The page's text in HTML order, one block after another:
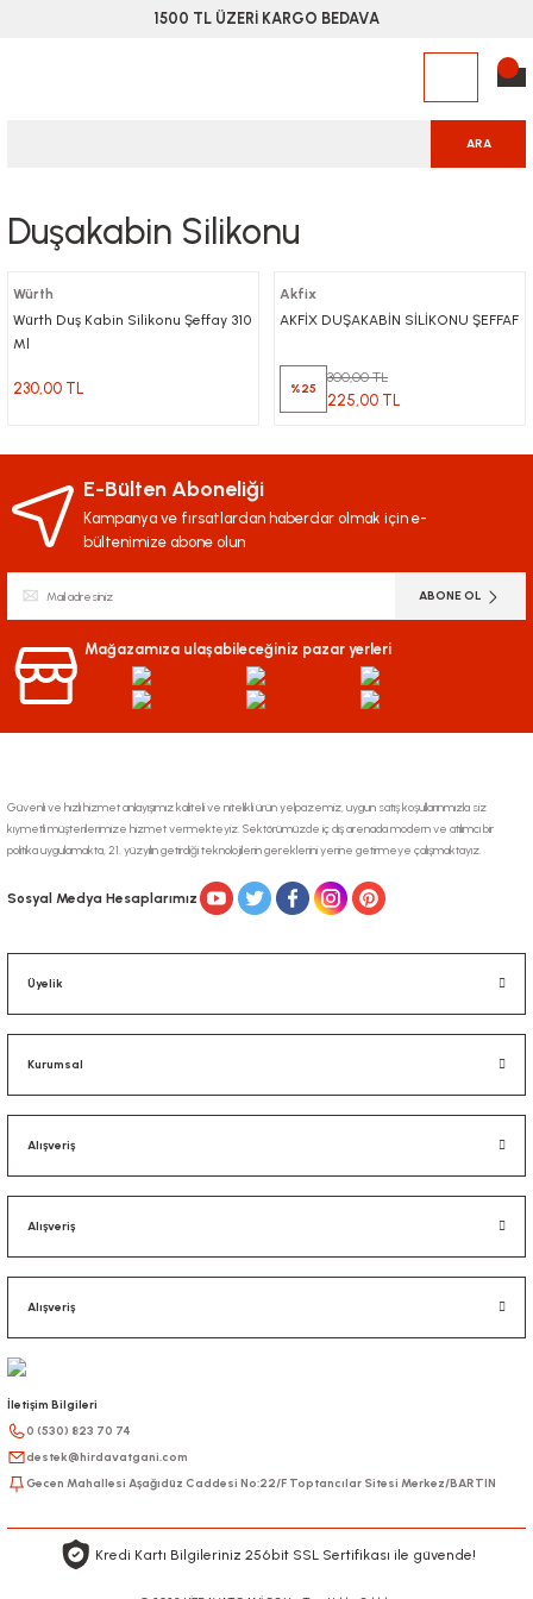
1500 TL ÜZERİ KARGO BEDAVA
ARA
Duşakabin Silikonu
Würth
Würth Duş Kabin Silikonu Şeffay 310
Ml
230,00 TL
Akfix
AKFİX DUŞAKABİN SİLİKONU ŞEFFAF
%25
300,00 TL
225,00 TL
E-Bülten Aboneliği
Kampanya ve fırsatlardan haberdar olmak için e-
bültenimize abone olun
ABONE OL
Mağazamıza ulaşabileceğiniz pazar yerleri
Güvenli ve hızlı hizmet anlayışımız kaliteli ve nitelikli ürün yelpazemiz, uygun satış koşullarınmızla siz
kıymetli müşterilerimize hizmet vermekteyiz. Sektörümüzde iç dış arenada modern ve atılımcı bir
politika uygulamakta, 21. yüzyılın getirdiği teknolojilerin gereklerini yerine getirmeye çalışmaktayız.
Sosyal Medya Hesaplarımız
Üyelik
Kurumsal
Alışveriş
Alışveriş
Alışveriş
İletişim Bilgileri
0 (530) 823 70 74
destek@hirdavatgani.com
Gecen Mahallesi Aşağıdüz Caddesi No:22/F Toptancılar Sitesi Merkez/BARTIN
Kredi Kartı Bilgileriniz 256bit SSL Sertifikası ile güvende!